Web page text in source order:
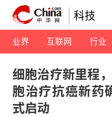
科技
业界 互联网 行业
细胞治疗新里程
胞治疗抗癌新药
式启动